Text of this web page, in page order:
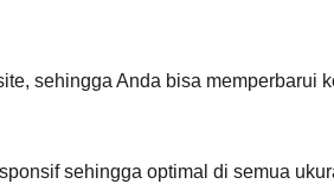
sehingga Anda bisa memperbarui
sehingga optimal di semua